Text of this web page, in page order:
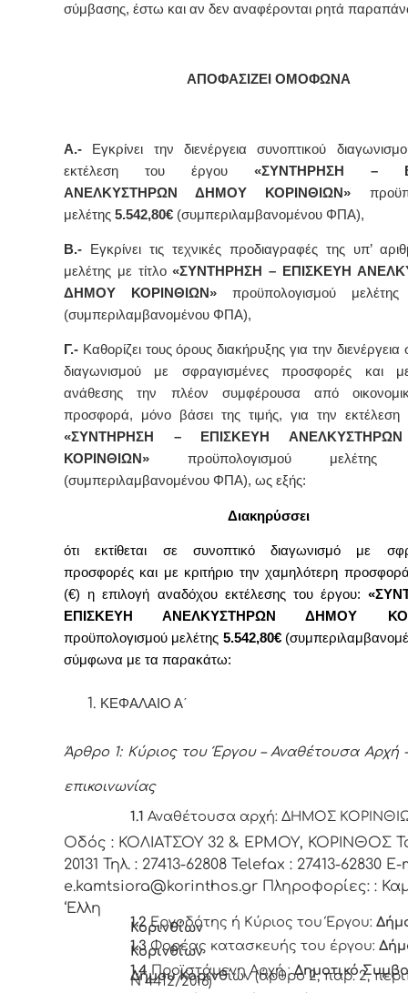
σύμβασης, έστω και αν δεν αναφέρονται ρητά
ΑΠΟΦΑΣΙΖΕΙ ΟΜΟΦΩΝΑ
Α.-
Εγκρίνει την διενέργεια συνοπτικού
εκτέλεση του έργου «ΣΥΝΤΗΡΗΣΗ –
ΑΝΕΛΚΥΣΤΗΡΩΝ ΔΗΜΟΥ ΚΟΡΙΝΘΙΩΝ»
μελέτης 5.542,80€ (συμπεριλαμβανομένου ΦΠΑ),
Β.-
Εγκρίνει τις τεχνικές προδιαγραφές της υπ’
μελέτης με τίτλο«ΣΥΝΤΗΡΗΣΗ – ΕΠΙΣΚΕΥΗ
ΔΗΜΟΥ ΚΟΡΙΝΘΙΩΝ»προϋπολογισμού
(συμπεριλαμβανομένου ΦΠΑ),
Γ.- Καθορίζει τους όρους διακήρυξης για την διενέργεια
διαγωνισμού με σφραγισμένες προσφορές και με
ανάθεσης την πλέον συμφέρουσα από
προσφορά, μόνο βάσει της τιμής, για την εκτέλεση
«ΣΥΝΤΗΡΗΣΗ – ΕΠΙΣΚΕΥΗ
ΚΟΡΙΝΘΙΩΝ» προϋπολογισμού
(συμπεριλαμβανομένου ΦΠΑ), ως εξής:
Διακηρύσσει
ότι εκτίθεται σε συνοπτικό διαγωνισμό με
προσφορές και με κριτήριο την χαμηλότερη
(€) η επιλογή αναδόχου εκτέλεσης του έργου:
ΕΠΙΣΚΕΥΗ ΑΝΕΛΚΥΣΤΗΡΩΝ ΔΗΜΟΥ
προϋπολογισμού μελέτης 5.542,80€
σύμφωνα με τα παρακάτω:
ΚΕΦΑΛΑΙΟ Α΄
Άρθρο 1: Κύριος του Έργου – Αναθέτουσα Αρχή -
επικοινωνίας
1.1 Αναθέτουσα αρχή: ΔΗΜΟΣ
Οδός : ΚΟΛΙΑΤΣΟΥ 32 & ΕΡΜΟΥ, ΚΟΡΙΝΘΟΣ
20131 Τηλ. : 27413-62808 Telefax : 27413-62830
e.kamtsiora@korinthos.gr Πληροφορίες: :
‘Ελλη
1.2 Εργοδότης ή Κύριος του Έργου:
Κορινθίων
1.3Φορέας κατασκευής του έργου:
Κορινθίων
1.4Προϊστάμενη Αρχή :Δημοτικό
Δήμου Κορινθίων (άρθρο 2, παρ. 2,
Ν 4412/2016)